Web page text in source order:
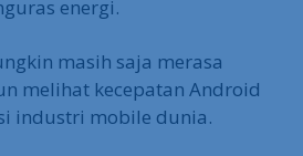
energi.
masih saja merasa
melihat kecepatan Android
industri mobile dunia.